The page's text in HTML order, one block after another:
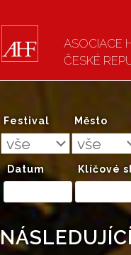
ASOCIACE
ČESKÉ
Festival Město
Datum Klíčové